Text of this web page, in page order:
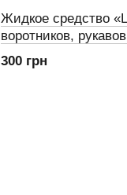
Жидкое средство
воротников,
300 грн